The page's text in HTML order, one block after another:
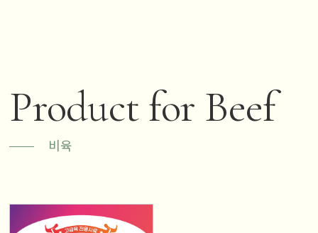
Product for Beef
비육